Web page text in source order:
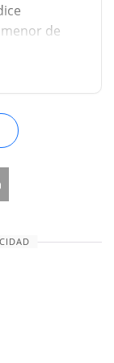
de
(v. 21).
en el
de Sem,
no son
con una o
el